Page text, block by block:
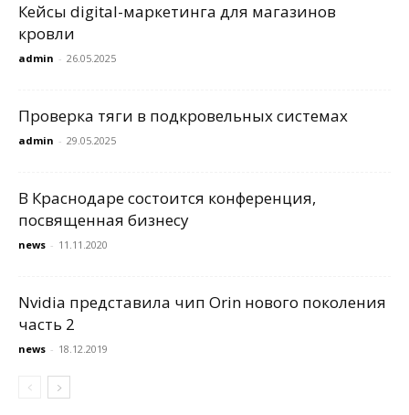
Кейсы digital-маркетинга для магазинов
кровли
admin - 26.05.2025
Проверка тяги в подкровельных системах
admin - 29.05.2025
В Краснодаре состоится конференция,
посвященная бизнесу
news - 11.11.2020
Nvidia представила чип Orin нового поколения
часть 2
news - 18.12.2019